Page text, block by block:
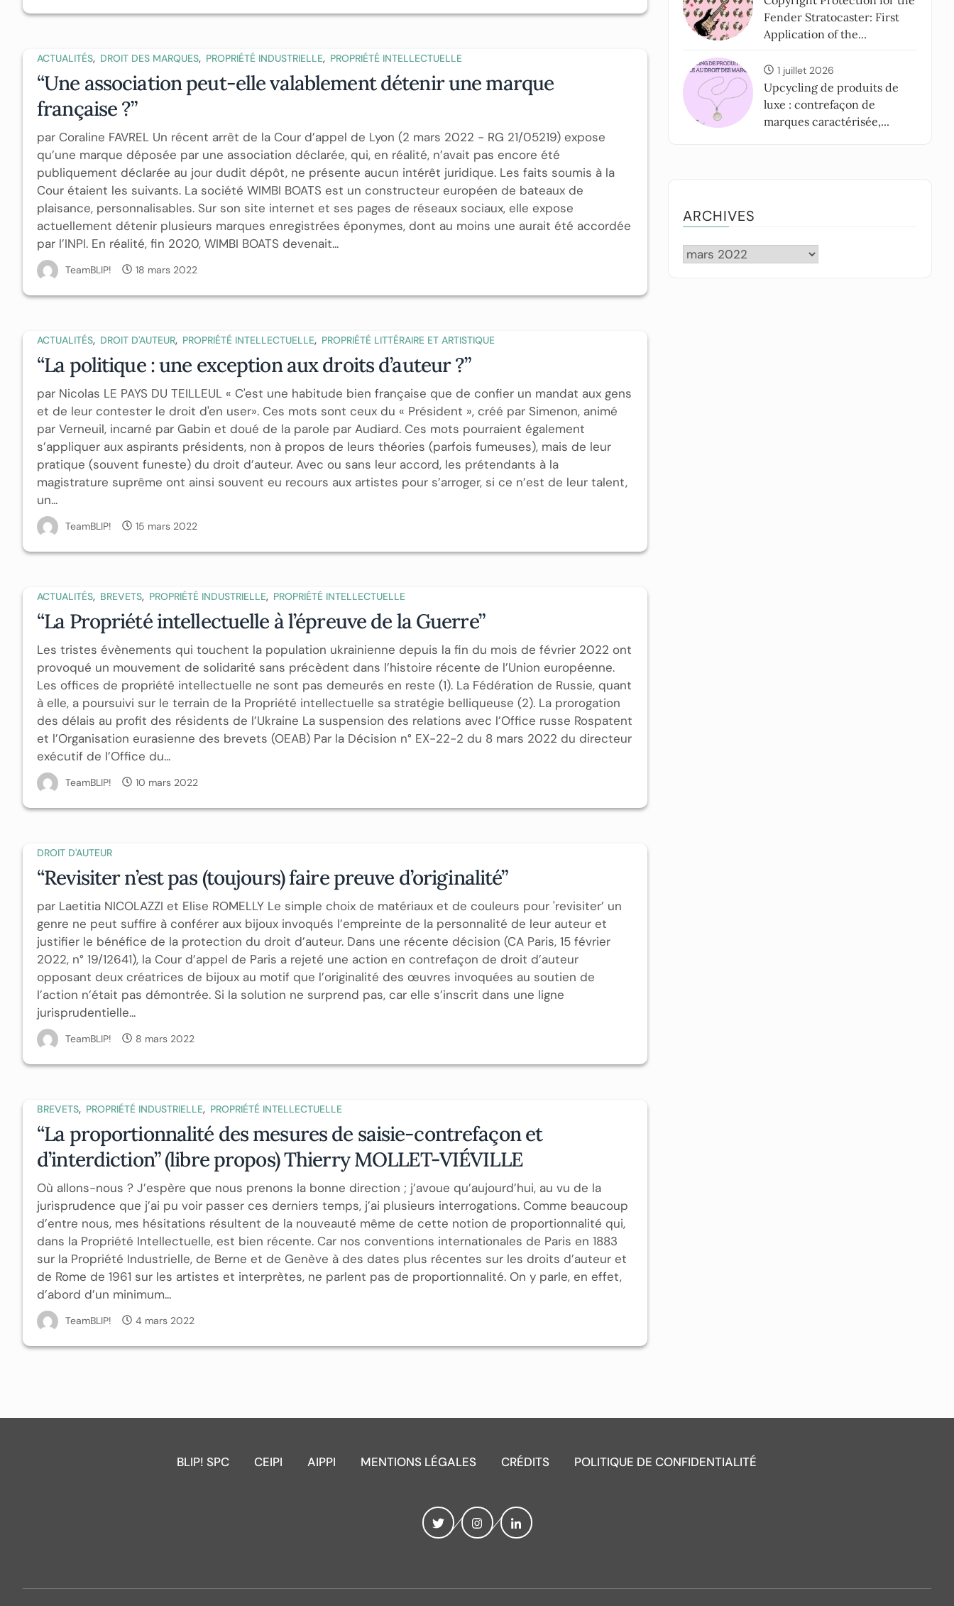
ACTUALITÉS, DROIT DES MARQUES, PROPRIÉTÉ INDUSTRIELLE, PROPRIÉTÉ INTELLECTUELLE
“Une association peut-elle valablement détenir une marque
française ?”
par Coraline FAVREL Un récent arrêt de la Cour d’appel de Lyon (2 mars 2022 - RG 21/05219) expose
qu’une marque déposée par une association déclarée, qui, en réalité, n’avait pas encore été
publiquement déclarée au jour dudit dépôt, ne présente aucun intérêt juridique. Les faits soumis à la
Cour étaient les suivants. La société WIMBI BOATS est un constructeur européen de bateaux de
plaisance, personnalisables. Sur son site internet et ses pages de réseaux sociaux, elle expose
actuellement détenir plusieurs marques enregistrées éponymes, dont au moins une aurait été accordée
par l’INPI. En réalité, fin 2020, WIMBI BOATS devenait...
TeamBLIP! 18 mars 2022
ACTUALITÉS, DROIT D'AUTEUR, PROPRIÉTÉ INTELLECTUELLE, PROPRIÉTÉ LITTÉRAIRE ET ARTISTIQUE
“La politique : une exception aux droits d’auteur ?”
par Nicolas LE PAYS DU TEILLEUL « C'est une habitude bien française que de confier un mandat aux gens
et de leur contester le droit d'en user». Ces mots sont ceux du « Président », créé par Simenon, animé
par Verneuil, incarné par Gabin et doué de la parole par Audiard. Ces mots pourraient également
s’appliquer aux aspirants présidents, non à propos de leurs théories (parfois fumeuses), mais de leur
pratique (souvent funeste) du droit d’auteur. Avec ou sans leur accord, les prétendants à la
magistrature suprême ont ainsi souvent eu recours aux artistes pour s’arroger, si ce n’est de leur talent,
un...
TeamBLIP! 15 mars 2022
ACTUALITÉS, BREVETS, PROPRIÉTÉ INDUSTRIELLE, PROPRIÉTÉ INTELLECTUELLE
“La Propriété intellectuelle à l’épreuve de la Guerre”
Les tristes évènements qui touchent la population ukrainienne depuis la fin du mois de février 2022 ont
provoqué un mouvement de solidarité sans précèdent dans l’histoire récente de l’Union européenne.
Les offices de propriété intellectuelle ne sont pas demeurés en reste (1). La Fédération de Russie, quant
à elle, a poursuivi sur le terrain de la Propriété intellectuelle sa stratégie belliqueuse (2). La prorogation
des délais au profit des résidents de l’Ukraine La suspension des relations avec l’Office russe Rospatent
et l’Organisation eurasienne des brevets (OEAB) Par la Décision n° EX-22-2 du 8 mars 2022 du directeur
exécutif de l’Office du...
TeamBLIP! 10 mars 2022
DROIT D'AUTEUR
“Revisiter n’est pas (toujours) faire preuve d’originalité”
par Laetitia NICOLAZZI et Elise ROMELLY Le simple choix de matériaux et de couleurs pour 'revisiter’ un
genre ne peut suffire à conférer aux bijoux invoqués l’empreinte de la personnalité de leur auteur et
justifier le bénéfice de la protection du droit d’auteur. Dans une récente décision (CA Paris, 15 février
2022, n° 19/12641), la Cour d’appel de Paris a rejeté une action en contrefaçon de droit d’auteur
opposant deux créatrices de bijoux au motif que l’originalité des œuvres invoquées au soutien de
l’action n’était pas démontrée. Si la solution ne surprend pas, car elle s’inscrit dans une ligne
jurisprudentielle...
TeamBLIP! 8 mars 2022
BREVETS, PROPRIÉTÉ INDUSTRIELLE, PROPRIÉTÉ INTELLECTUELLE
“La proportionnalité des mesures de saisie-contrefaçon et
d’interdiction” (libre propos) Thierry MOLLET-VIÉVILLE
Où allons-nous ? J’espère que nous prenons la bonne direction ; j’avoue qu’aujourd’hui, au vu de la
jurisprudence que j’ai pu voir passer ces derniers temps, j’ai plusieurs interrogations. Comme beaucoup
d’entre nous, mes hésitations résultent de la nouveauté même de cette notion de proportionnalité qui,
dans la Propriété Intellectuelle, est bien récente. Car nos conventions internationales de Paris en 1883
sur la Propriété Industrielle, de Berne et de Genève à des dates plus récentes sur les droits d’auteur et
de Rome de 1961 sur les artistes et interprètes, ne parlent pas de proportionnalité. On y parle, en effet,
d’abord d’un minimum...
TeamBLIP! 4 mars 2022
Fender Stratocaster: First
Application of the...
1 juillet 2026
Upcycling de produits de
luxe : contrefaçon de
marques caractérisée,...
ARCHIVES
BLIP! SPC CEIPI AIPPI MENTIONS LÉGALES CRÉDITS POLITIQUE DE CONFIDENTIALITÉ